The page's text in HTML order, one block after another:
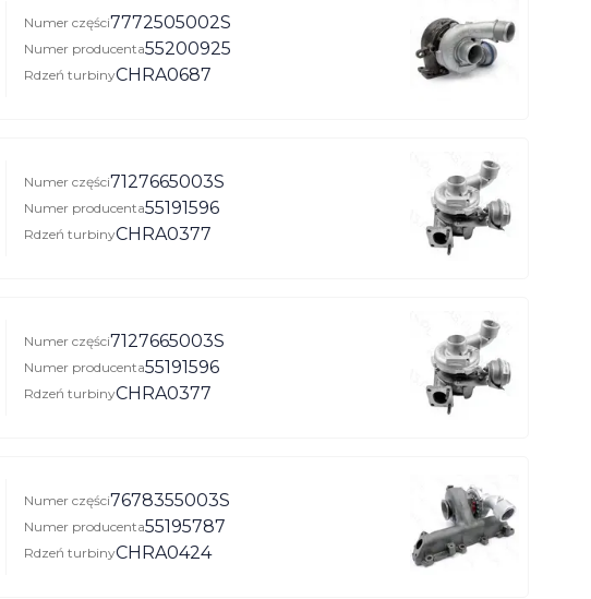
Numer części7772505002S
Numer producenta55200925
Rdzeń turbinyCHRA0687
Numer części7127665003S
Numer producenta55191596
Rdzeń turbinyCHRA0377
Numer części7127665003S
Numer producenta55191596
Rdzeń turbinyCHRA0377
Numer części7678355003S
Numer producenta55195787
Rdzeń turbinyCHRA0424